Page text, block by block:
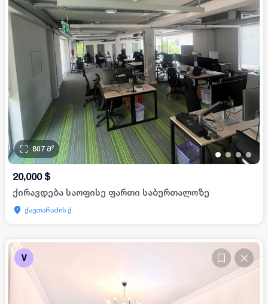
••••
807 მ²
20,000 $
ქირავდება საოფისე ფართი საბურთალოზე
ქავთარაძის ქ.
V